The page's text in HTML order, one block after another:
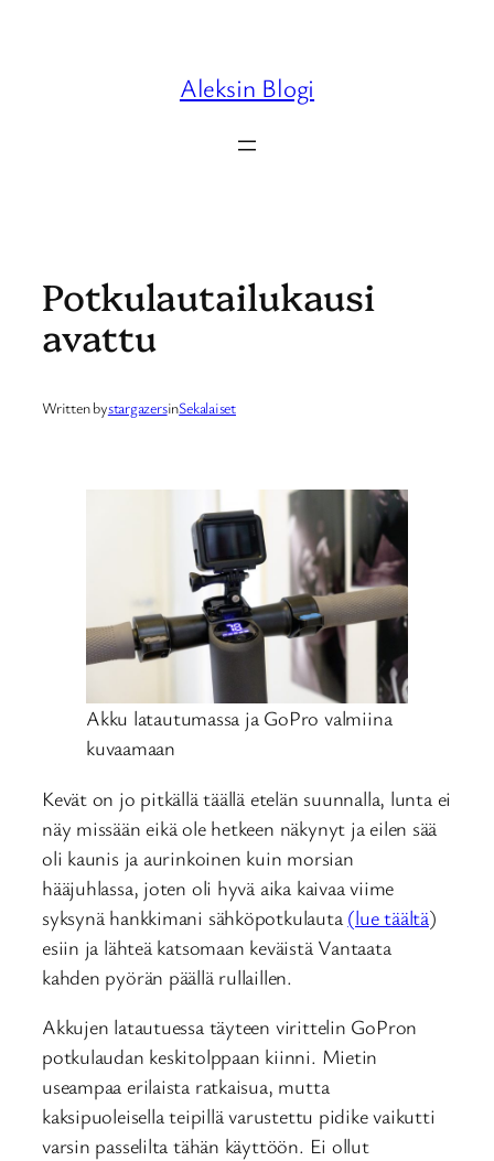
Aleksin Blogi
Potkulautailukausi
avattu
Written bystargazersinSekalaiset
Akku latautumassa ja GoPro valmiina
kuvaamaan
Kevät on jo pitkällä täällä etelän suunnalla, lunta ei
näy missään eikä ole hetkeen näkynyt ja eilen sää
oli kaunis ja aurinkoinen kuin morsian
hääjuhlassa, joten oli hyvä aika kaivaa viime
syksynä hankkimani sähköpotkulauta (lue täältä)
esiin ja lähteä katsomaan keväistä Vantaata
kahden pyörän päällä rullaillen.
Akkujen latautuessa täyteen virittelin GoPron
potkulaudan keskitolppaan kiinni. Mietin
useampaa erilaista ratkaisua, mutta
kaksipuoleisella teipillä varustettu pidike vaikutti
varsin passelilta tähän käyttöön. Ei ollut